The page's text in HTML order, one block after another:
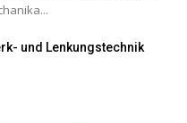
und Lenkungstechnik